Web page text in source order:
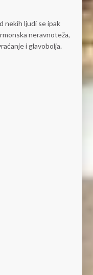
nekih ljudi se ipak
neravnoteža,
i glavobolja.